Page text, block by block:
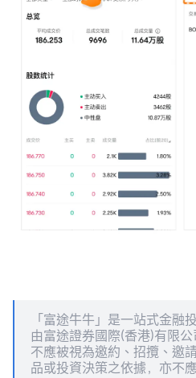
「富途牛牛」是一站式金融
由富途證券國際(香港)有限
不應被視為邀約、招攬、邀
品或投資決策之依據，亦不